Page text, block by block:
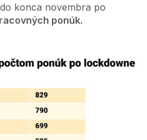
konca novembra po
ponúk.